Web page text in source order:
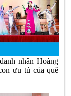
nhân Hoàng
ưu tú của quê